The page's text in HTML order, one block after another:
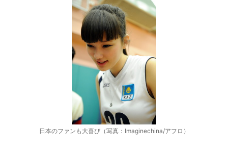
日本のファンも大喜び（写真：Imaginechina/アフロ）